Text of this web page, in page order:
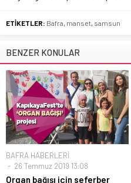
ETİKETLER: Bafra, manset, samsun
BENZER KONULAR
BAFRA HABERLERİ
26 Temmuz 2019 13:08
Organ bağışı için seferber